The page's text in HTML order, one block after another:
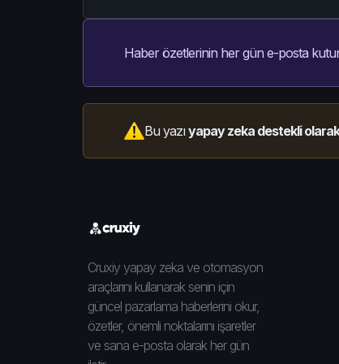
Haber özetlerinin her gün e-posta
Bu yazıyapay zeka destekli
Cruxiy yapay zeka ve otomasyon
araçlarını kullanarak senin için
güncel pazarlama haberlerini okur,
özetler, önemli noktalarını işaretler
ve sana e-posta olarak her gün